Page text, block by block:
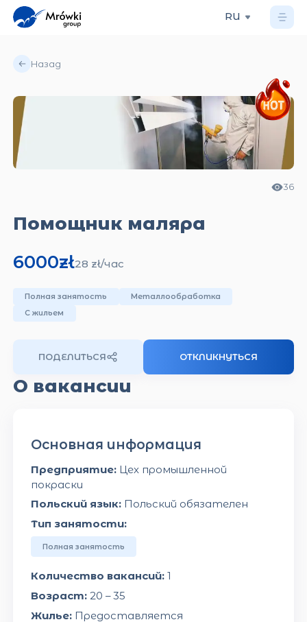
RU
Назад
36
Помощник маляра
6000zł28 zł/час
Полная занятость
Металлообработка
С жильем
ПОДЕЛИТЬСЯ ОТКЛИКНУТЬСЯ
О вакансии
Основная информация
Предприятие: Цех промышленной
покраски
Польский язык: Польский обязателен
Тип занятости:
Полная занятость
Количество вакансий: 1
Возраст: 20 – 35
Жилье: Предоставляется